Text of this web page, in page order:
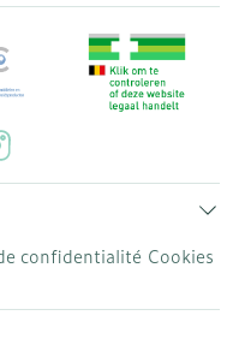
confidentialité Cookies